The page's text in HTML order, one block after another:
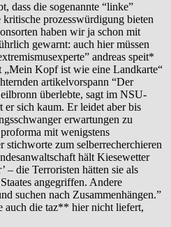
dass die sogenannte “linke”
kritische prozesswürdigung bieten
haben wir ja schon mit
gewarnt: auch hier müssen
andreas speit*
„Mein Kopf ist wie eine Landkarte“
artikelvorspann “Der
überlebte, sagt im NSU-
er sich kaum. Er leidet aber bis
erwartungen zu
mit wenigstens
stichworte zum selberrecherchieren
hält Kiesewetter
– die Terroristen hätten sie als
angegriffen. Andere
suchen nach Zusammenhängen.”
auch die taz** hier nicht liefert,